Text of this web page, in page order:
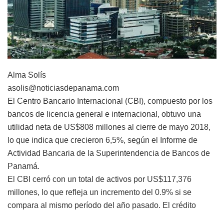
Alma Solís
asolis@noticiasdepanama.com
El Centro Bancario Internacional (CBI), compuesto por los
bancos de licencia general e internacional, obtuvo una
utilidad neta de US$808 millones al cierre de mayo 2018,
lo que indica que crecieron 6,5%, según el Informe de
Actividad Bancaria de la Superintendencia de Bancos de
Panamá.
El CBI cerró con un total de activos por US$117,376
millones, lo que refleja un incremento del 0.9% si se
compara al mismo período del año pasado. El crédito